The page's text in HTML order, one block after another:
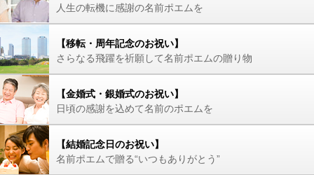
人生の転機に感謝の名前ポエムを
【移転・周年記念のお祝い】
さらなる飛躍を祈願して名前ポエムの贈り物
【金婚式・銀婚式のお祝い】
日頃の感謝を込めて名前のポエムを
【結婚記念日のお祝い】
名前ポエムで贈る“いつもありがとう”